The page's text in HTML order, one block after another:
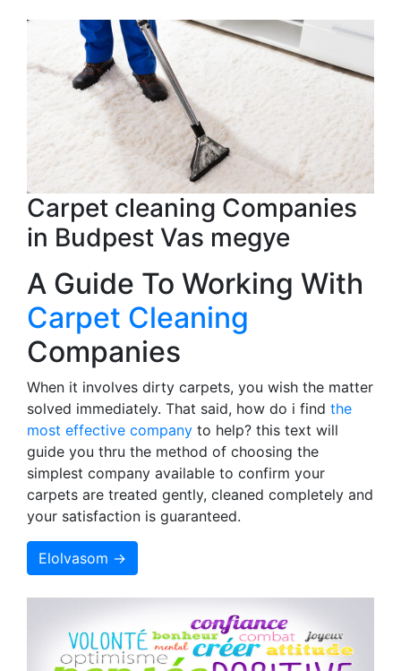
Carpet cleaning Companies
in Budpest Vas megye
A Guide To Working With
Carpet Cleaning
Companies
When it involves dirty carpets, you wish the matter
solved immediately. That said, how do i find the
most effective company to help? this text will
guide you thru the method of choosing the
simplest company available to confirm your
carpets are treated gently, cleaned completely and
your satisfaction is guaranteed.
Elolvasom →